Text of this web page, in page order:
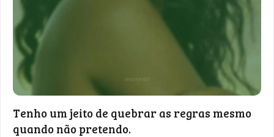
Tenho um jeito de quebrar as regras mesmo
quando não pretendo.